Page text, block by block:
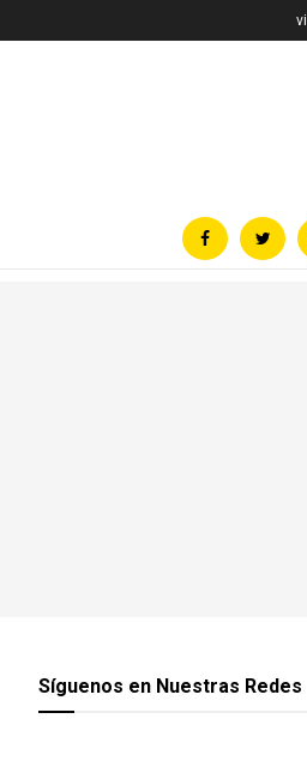
Síguenos en Nuestras Redes